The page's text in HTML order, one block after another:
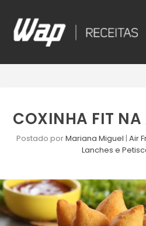
COXINHA FIT NA
Postado porMariana Miguel |Air
Lanches e